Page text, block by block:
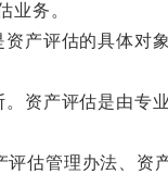
业务。
产评估的具体对
资产评估是由专
估管理办法、资